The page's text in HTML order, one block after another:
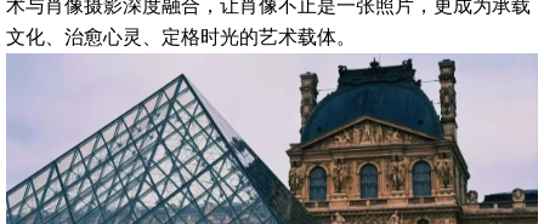
术与肖像摄影深度融合，让肖像不止是一张照片，更成为承载
文化、治愈心灵、定格时光的艺术载体。